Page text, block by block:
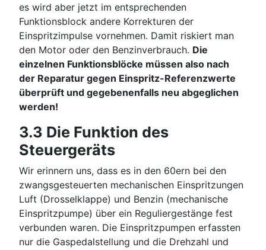
es wird aber jetzt im entsprechenden
Funktionsblock andere Korrekturen der
Einspritzimpulse vornehmen. Damit riskiert man
den Motor oder den Benzinverbrauch. Die
einzelnen Funktionsblöcke müssen also nach
der Reparatur gegen Einspritz-Referenzwerte
überprüft und gegebenenfalls neu abgeglichen
werden!
3.3 Die Funktion des
Steuergeräts
Wir erinnern uns, dass es in den 60ern bei den
zwangsgesteuerten mechanischen Einspritzungen
Luft (Drosselklappe) und Benzin (mechanische
Einspritzpumpe) über ein Reguliergestänge fest
verbunden waren. Die Einspritzpumpen erfassten
nur die Gaspedalstellung und die Drehzahl und